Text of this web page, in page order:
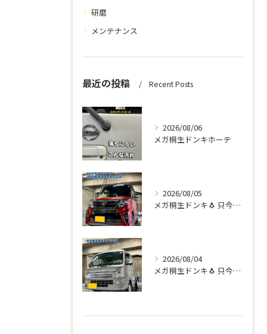
研磨
メンテナンス
最近の投稿 Recent Posts
2026/08/06
メガ桐生ドンキホーテ
2026/08/05
メガ桐生ドンキ🐧 只今イベント出店中🎶 タント リピーター様...
2026/08/04
メガ桐生ドンキ🐧 只今イベント出店中🎶 スーパーキャリー リ...